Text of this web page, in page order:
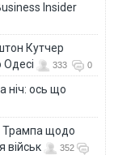
Insider
Кутчер
Одесі
333 0
ніч: ось що
Трампа щодо
військ
352